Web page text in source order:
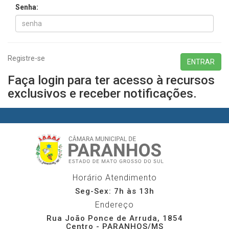
Senha:
Registre-se
Faça login para ter acesso à recursos
exclusivos e receber notificações.
Horário Atendimento
Seg-Sex: 7h às 13h
Endereço
Rua João Ponce de Arruda, 1854
Centro - PARANHOS/MS